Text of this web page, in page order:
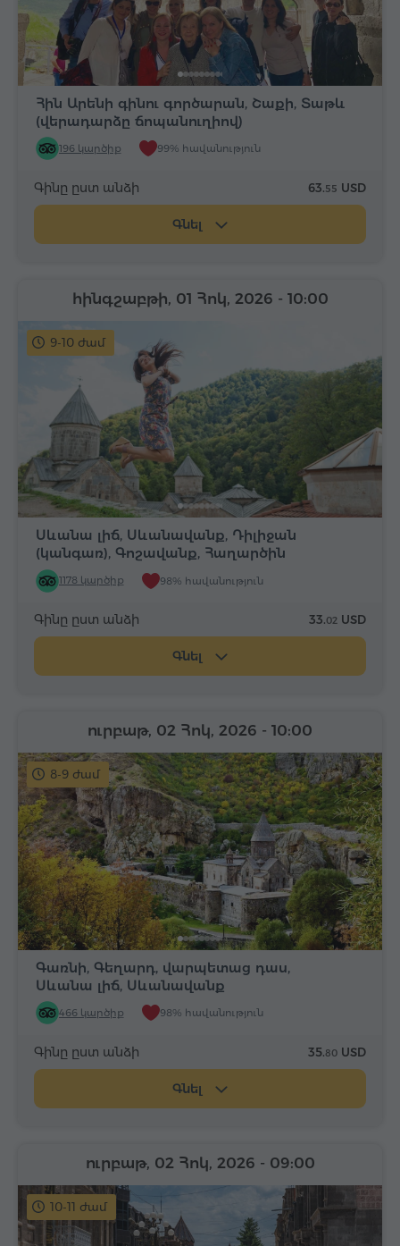
Հին Արենի գինու գործարան, Շաքի, Տաթև
(վերադարձը ճոպանուղիով)
196 կարծիք 99% հավանություն
Գինը ըստ անձի 63.55 USD
Գնել
9-10 ժամ
Սևանա լիճ, Սևանավանք, Դիլիջան
(կանգառ), Գոշավանք, Հաղարծին
1178 կարծիք 98% հավանություն
հինգշաբթի, 01 Հոկ, 2026 - 10:00
Գինը ըստ անձի 33.02 USD
Գնել
8-9 ժամ
Գառնի, Գեղարդ, վարպետաց դաս,
Սևանա լիճ, Սևանավանք
466 կարծիք 98% հավանություն
ուրբաթ, 02 Հոկ, 2026 - 10:00
Գինը ըստ անձի 35.80 USD
Գնել
10-11 ժամ
ուրբաթ, 02 Հոկ, 2026 - 09:00